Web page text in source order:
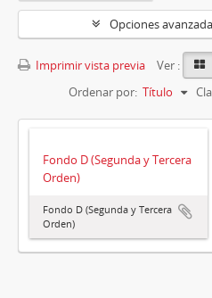
Opciones
Imprimir vista previa
Ver :
Ordenar por: Título
Fondo D (Segunda y Tercera
Orden)
Fondo D (Segunda y Tercera
Orden)